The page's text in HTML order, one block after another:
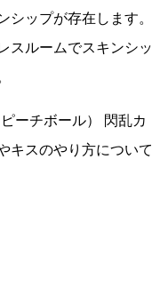
シップが存在します。
スルームでスキンシッ
ーチボール） 閃乱カ
キスのやり方について